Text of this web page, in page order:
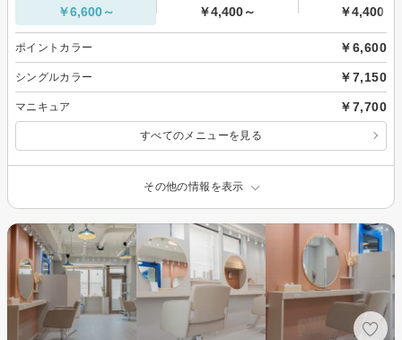
￥6,600～ ￥4,400～ ￥4,400～
ポイントカラー ￥6,600
シングルカラー ￥7,150
マニキュア ￥7,700
すべてのメニューを見る
その他の情報を表示